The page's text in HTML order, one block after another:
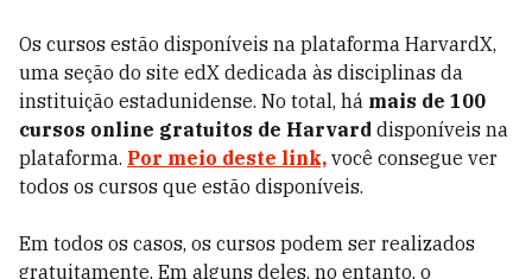
Os cursos estão disponíveis na plataforma HarvardX,
uma seção do site edX dedicada às disciplinas da
instituição estadunidense. No total, há mais de 100
cursos online gratuitos de Harvard disponíveis na
plataforma. Por meio deste link, você consegue ver
todos os cursos que estão disponíveis.
Em todos os casos, os cursos podem ser realizados
gratuitamente. Em alguns deles, no entanto, o